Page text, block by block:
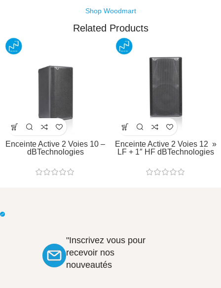
Shop Woodmart
Related Products
Enceinte Active 2 Voies 10 –
dBTechnologies
Enceinte Active 2 Voies 12 »
LF + 1″ HF dBTechnologies
"Inscrivez vous pour
recevoir nos
nouveautés